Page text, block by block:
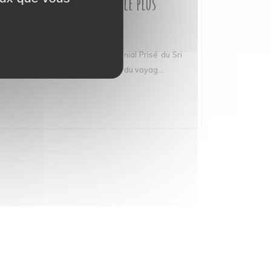
✨ Bienvenue à Galle, Fort Colonial Prisé du Sri
Lanka qui détonne avec le reste du voyag...